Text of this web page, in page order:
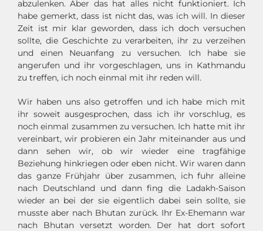
abzulenken. Aber das hat alles nicht funktioniert. Ich
habe gemerkt, dass ist nicht das, was ich will. In dieser
Zeit ist mir klar geworden, dass ich doch versuchen
sollte, die Geschichte zu verarbeiten, ihr zu verzeihen
und einen Neuanfang zu versuchen. Ich habe sie
angerufen und ihr vorgeschlagen, uns in Kathmandu
zu treffen, ich noch einmal mit ihr reden will.
Wir haben uns also getroffen und ich habe mich mit
ihr soweit ausgesprochen, dass ich ihr vorschlug, es
noch einmal zusammen zu versuchen. Ich hatte mit ihr
vereinbart, wir probieren ein Jahr miteinander aus und
dann sehen wir, ob wir wieder eine tragfähige
Beziehung hinkriegen oder eben nicht. Wir waren dann
das ganze Frühjahr über zusammen, ich fuhr alleine
nach Deutschland und dann fing die Ladakh-Saison
wieder an bei der sie eigentlich dabei sein sollte, sie
musste aber nach Bhutan zurück. Ihr Ex-Ehemann war
nach Bhutan versetzt worden. Der hat dort sofort